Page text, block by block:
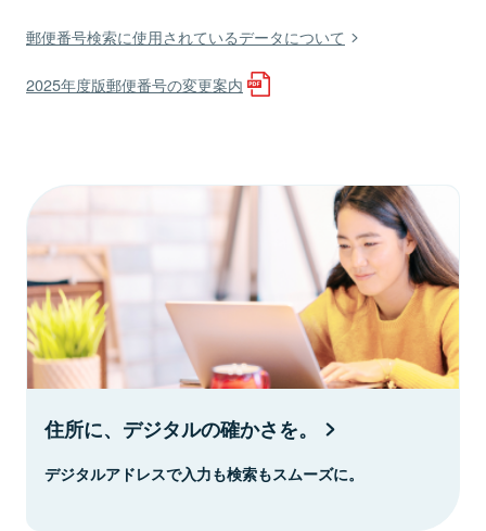
郵便番号検索に使用されているデータについて
2025年度版郵便番号の変更案内
住所に、デジタルの確かさを。
デジタルアドレスで入力も検索もスムーズに。